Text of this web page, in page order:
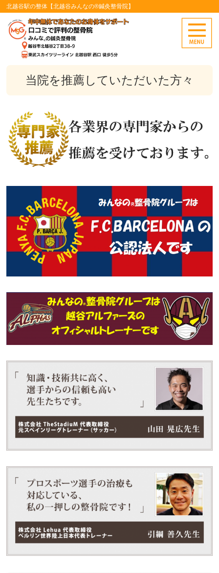
北越谷駅の整体【北越谷みんなの®鍼灸整骨院】
当院を推薦していただいた方々